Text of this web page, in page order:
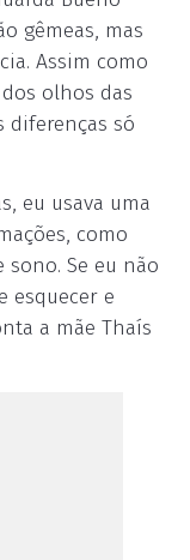
gêmeas, mas
Assim como
olhos das
diferenças só
eu usava uma
como
Se eu não
esquecer e
a mãe Thaís